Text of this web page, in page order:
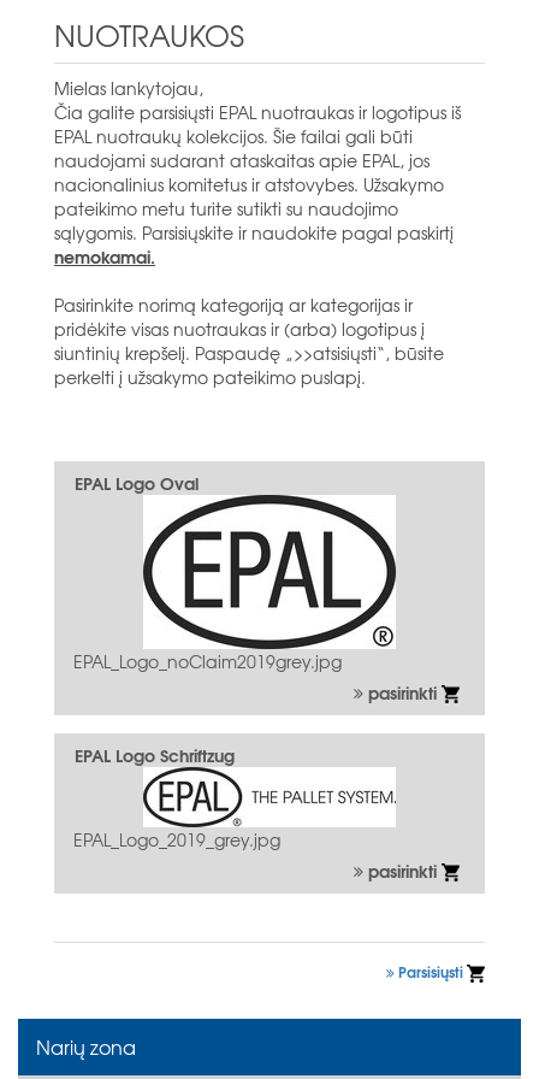
NUOTRAUKOS
Mielas lankytojau,
Čia galite parsisiųsti EPAL nuotraukas ir logotipus iš
EPAL nuotraukų kolekcijos. Šie failai gali būti
naudojami sudarant ataskaitas apie EPAL, jos
nacionalinius komitetus ir atstovybes. Užsakymo
pateikimo metu turite sutikti su naudojimo
sąlygomis. Parsisiųskite ir naudokite pagal paskirtį
nemokamai.
Pasirinkite norimą kategoriją ar kategorijas ir
pridėkite visas nuotraukas ir (arba) logotipus į
siuntinių krepšelį. Paspaudę „>>atsisiųsti“, būsite
perkelti į užsakymo pateikimo puslapį.
EPAL Logo Oval
EPAL_Logo_noClaim2019grey.jpg
pasirinkti
EPAL Logo Schriftzug
EPAL_Logo_2019_grey.jpg
pasirinkti
Parsisiųsti
Narių zona